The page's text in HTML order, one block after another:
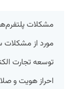
مشکلات
مورد از مشکلات
توسعه تجارت
احراز هویت و